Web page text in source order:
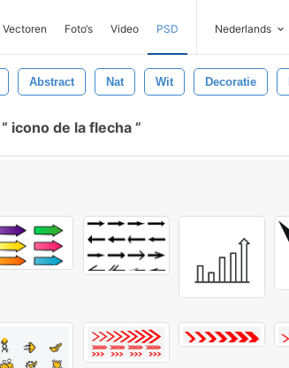
Vectoren Foto‘s Video PSD Nederlands
Abstract Nat Wit Decoratie
icono de la flecha